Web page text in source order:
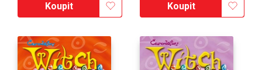
Koupit Koupit